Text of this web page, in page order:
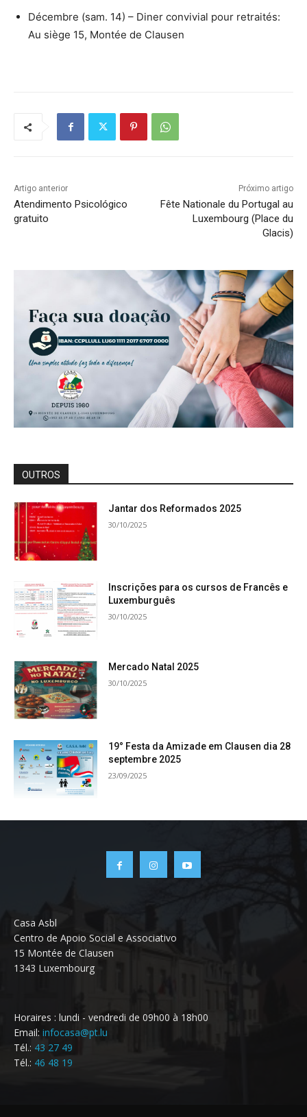
Décembre (sam. 14) – Diner convivial pour retraités:
Au siège 15, Montée de Clausen
Artigo anterior
Atendimento Psicológico
gratuito
Próximo artigo
Fête Nationale du Portugal au
Luxembourg (Place du
Glacis)
OUTROS
Jantar dos Reformados 2025
30/10/2025
Inscrições para os cursos de Francês e
Luxemburguês
30/10/2025
Mercado Natal 2025
30/10/2025
19° Festa da Amizade em Clausen dia 28
septembre 2025
23/09/2025
Casa Asbl
Centro de Apoio Social e Associativo
15 Montée de Clausen
1343 Luxembourg
Horaires : lundi - vendredi de 09h00 à 18h00
Email: infocasa@pt.lu
Tél.: 43 27 49
Tél.: 46 48 19